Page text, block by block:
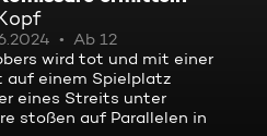
Ab 12
wird tot und mit einer
einem Spielplatz
eines Streits unter
stoßen auf Parallelen in